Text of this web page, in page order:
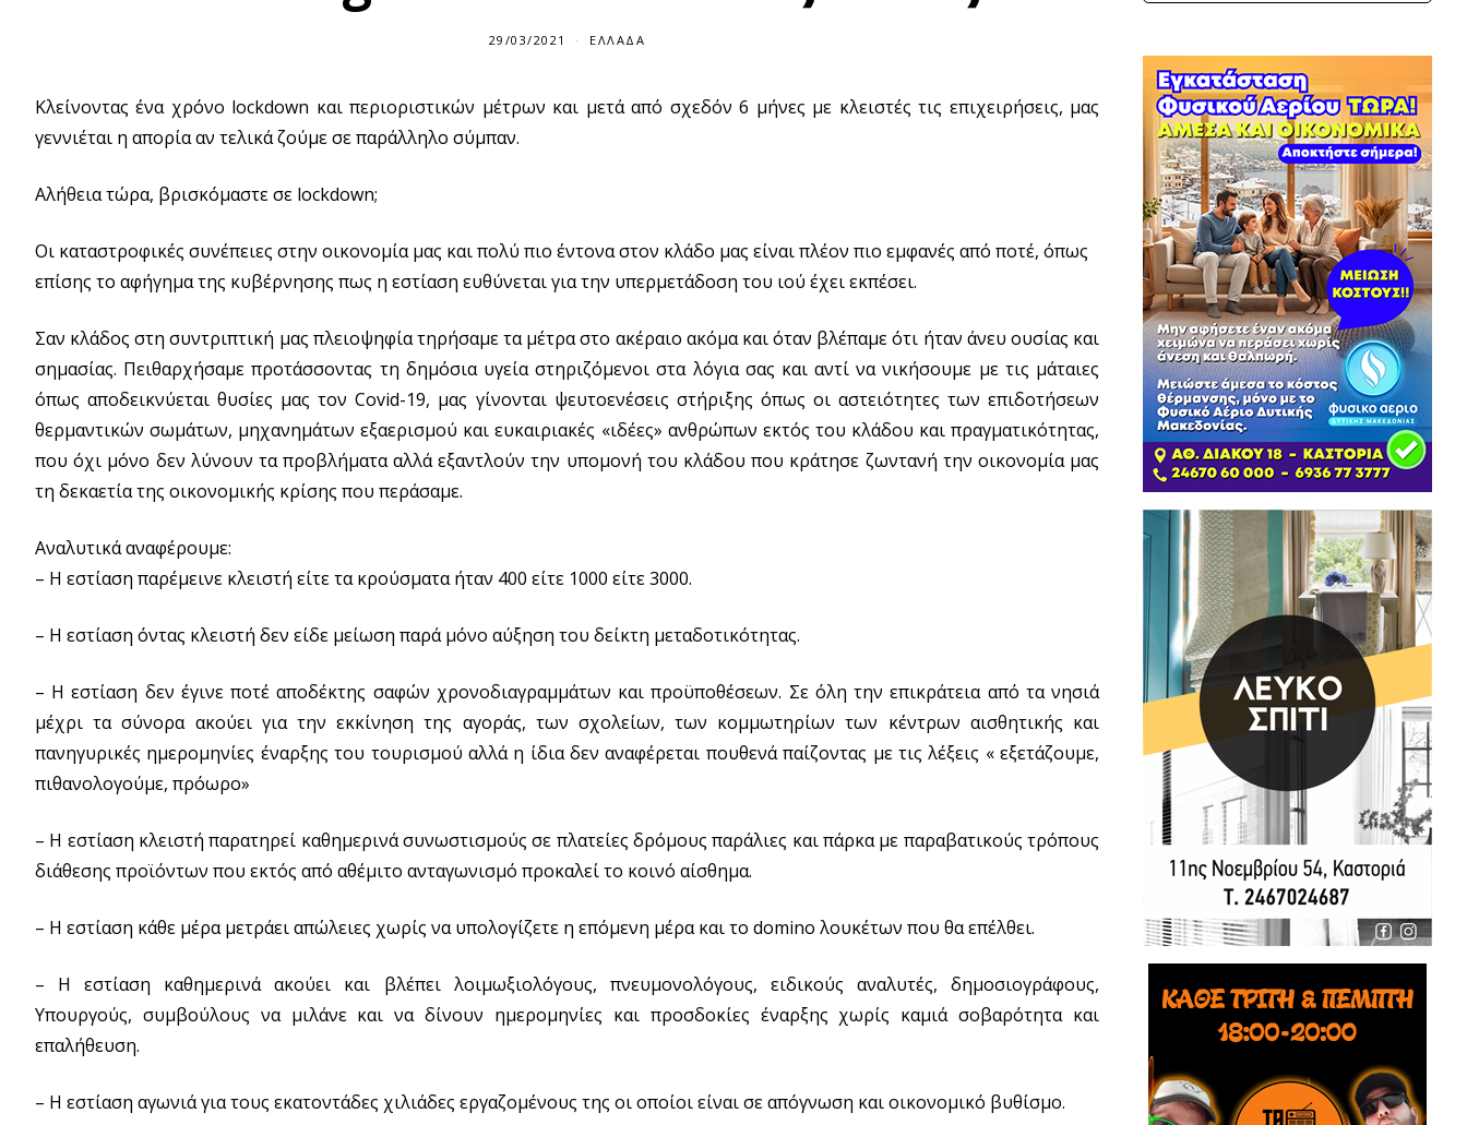
29/03/2021 ΕΛΛΆΔΑ
Κλείνοντας ένα χρόνο lockdown και περιοριστικών μέτρων και μετά από σχεδόν 6 μήνες με κλειστές τις επιχειρήσεις, μας
γεννιέται η απορία αν τελικά ζούμε σε παράλληλο σύμπαν.
Αλήθεια τώρα, βρισκόμαστε σε lockdown;
Οι καταστροφικές συνέπειες στην οικονομία μας και πολύ πιο έντονα στον κλάδο μας είναι πλέον πιο εμφανές από ποτέ, όπως
επίσης το αφήγημα της κυβέρνησης πως η εστίαση ευθύνεται για την υπερμετάδοση του ιού έχει εκπέσει.
Σαν κλάδος στη συντριπτική μας πλειοψηφία τηρήσαμε τα μέτρα στο ακέραιο ακόμα και όταν βλέπαμε ότι ήταν άνευ ουσίας και
σημασίας. Πειθαρχήσαμε προτάσσοντας τη δημόσια υγεία στηριζόμενοι στα λόγια σας και αντί να νικήσουμε με τις μάταιες
όπως αποδεικνύεται θυσίες μας τον Covid-19, μας γίνονται ψευτοενέσεις στήριξης όπως οι αστειότητες των επιδοτήσεων
θερμαντικών σωμάτων, μηχανημάτων εξαερισμού και ευκαιριακές «ιδέες» ανθρώπων εκτός του κλάδου και πραγματικότητας,
που όχι μόνο δεν λύνουν τα προβλήματα αλλά εξαντλούν την υπομονή του κλάδου που κράτησε ζωντανή την οικονομία μας
τη δεκαετία της οικονομικής κρίσης που περάσαμε.
Αναλυτικά αναφέρουμε:
– Η εστίαση παρέμεινε κλειστή είτε τα κρούσματα ήταν 400 είτε 1000 είτε 3000.
– Η εστίαση όντας κλειστή δεν είδε μείωση παρά μόνο αύξηση του δείκτη μεταδοτικότητας.
– Η εστίαση δεν έγινε ποτέ αποδέκτης σαφών χρονοδιαγραμμάτων και προϋποθέσεων. Σε όλη την επικράτεια από τα νησιά
μέχρι τα σύνορα ακούει για την εκκίνηση της αγοράς, των σχολείων, των κομμωτηρίων των κέντρων αισθητικής και
πανηγυρικές ημερομηνίες έναρξης του τουρισμού αλλά η ίδια δεν αναφέρεται πουθενά παίζοντας με τις λέξεις « εξετάζουμε,
πιθανολογούμε, πρόωρο»
– Η εστίαση κλειστή παρατηρεί καθημερινά συνωστισμούς σε πλατείες δρόμους παράλιες και πάρκα με παραβατικούς τρόπους
διάθεσης προϊόντων που εκτός από αθέμιτο ανταγωνισμό προκαλεί το κοινό αίσθημα.
– Η εστίαση κάθε μέρα μετράει απώλειες χωρίς να υπολογίζετε η επόμενη μέρα και το domino λουκέτων που θα επέλθει.
– Η εστίαση καθημερινά ακούει και βλέπει λοιμωξιολόγους, πνευμονολόγους, ειδικούς αναλυτές, δημοσιογράφους,
Υπουργούς, συμβούλους να μιλάνε και να δίνουν ημερομηνίες και προσδοκίες έναρξης χωρίς καμιά σοβαρότητα και
επαλήθευση.
– Η εστίαση αγωνιά για τους εκατοντάδες χιλιάδες εργαζομένους της οι οποίοι είναι σε απόγνωση και οικονομικό βυθίσμο.